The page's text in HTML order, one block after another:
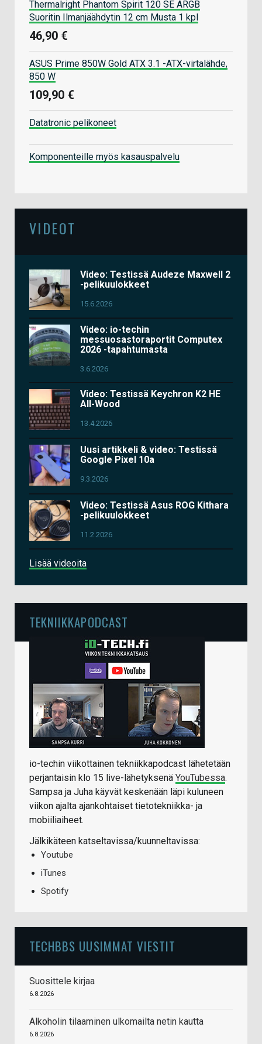
Thermalright Phantom Spirit 120 SE ARGB
Suoritin Ilmanjäähdytin 12 cm Musta 1 kpl
46,90 €
ASUS Prime 850W Gold ATX 3.1 -ATX-virtalähde,
850 W
109,90 €
Datatronic pelikoneet
Komponenteille myös kasauspalvelu
VIDEOT
Video: Testissä Audeze Maxwell 2
-pelikuulokkeet
15.6.2026
Video: io-techin
messuosastoraportit Computex
2026 -tapahtumasta
3.6.2026
Video: Testissä Keychron K2 HE
All-Wood
13.4.2026
Uusi artikkeli & video: Testissä
Google Pixel 10a
9.3.2026
Video: Testissä Asus ROG Kithara
-pelikuulokkeet
11.2.2026
Lisää videoita
TEKNIIKKAPODCAST
io-techin viikottainen tekniikkapodcast lähetetään
perjantaisin klo 15 live-lähetyksenä YouTubessa.
Sampsa ja Juha käyvät keskenään läpi kuluneen
viikon ajalta ajankohtaiset tietotekniikka- ja
mobiiliaiheet.
Jälkikäteen katseltavissa/kuunneltavissa:
Youtube
iTunes
Spotify
TECHBBS UUSIMMAT VIESTIT
Suosittele kirjaa
6.8.2026
Alkoholin tilaaminen ulkomailta netin kautta
6.8.2026